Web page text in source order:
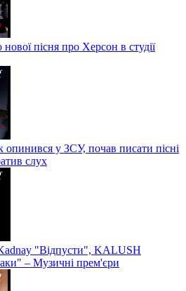
пісня про Херсон в студії
опинився у ЗСУ, почав писати пісні
слух
"Відпусти", KALUSH
– Музичні прем'єри